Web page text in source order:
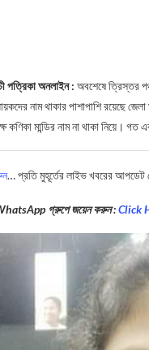
পত্রিকা অনলাইন : অবশেষে ত্রিস্তর
নাম থাকার পাশাপাশি রয়েছে
কণিকা মান্ডির নাম না থাকা নিয়ে।
… প্রতি মুহূর্তের লাইভ খবরের
গ্রুপে জয়েন করুন :Click